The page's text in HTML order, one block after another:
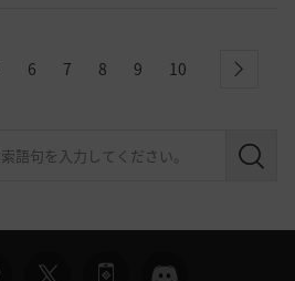
6 7 8 9 10 next
検